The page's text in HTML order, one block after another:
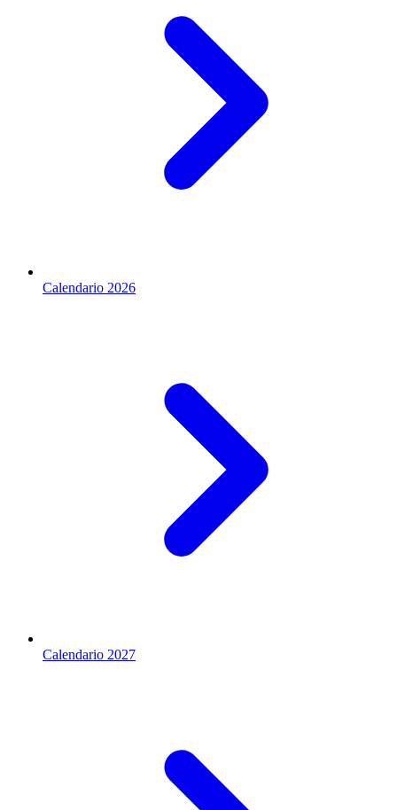
Calendario 2026
Calendario 2027